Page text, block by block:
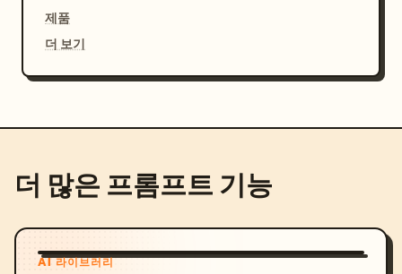
제품
더 보기
더 많은 프롬프트 기능
AI 라이브러리